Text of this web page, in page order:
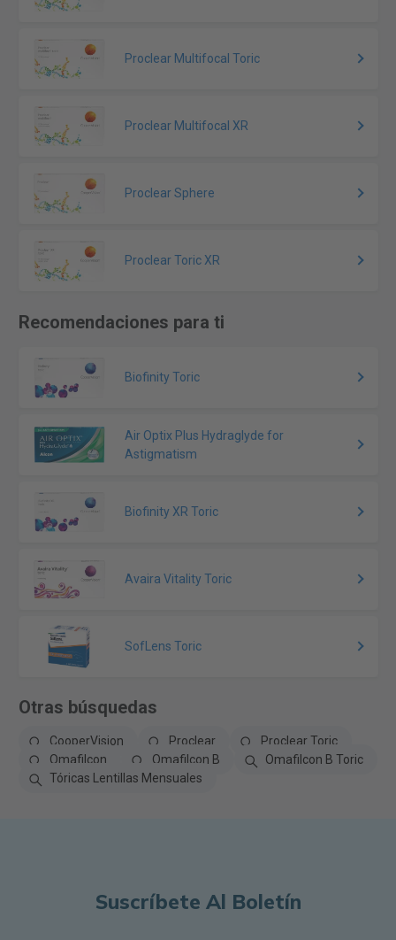
Proclear Multifocal Toric
Proclear Multifocal XR
Proclear Sphere
Proclear Toric XR
Recomendaciones para ti
Biofinity Toric
Air Optix Plus Hydraglyde for
Astigmatism
Biofinity XR Toric
Avaira Vitality Toric
SofLens Toric
Otras búsquedas
CooperVision Proclear
Proclear Toric
Omafilcon
Omafilcon B
Omafilcon B Toric
Tóricas Lentillas Mensuales
Suscríbete Al Boletín